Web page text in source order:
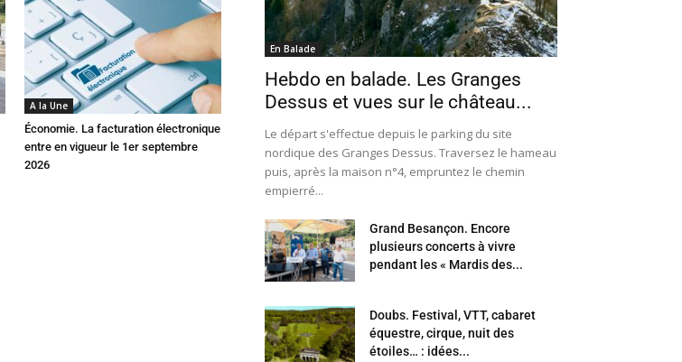
A la Une
Économie. La facturation électronique
entre en vigueur le 1er septembre
2026
En Balade
Hebdo en balade. Les Granges
Dessus et vues sur le château...
Le départ s'effectue depuis le parking du site
nordique des Granges Dessus. Traversez le hameau
puis, après la maison n°4, empruntez le chemin
empierré...
Grand Besançon. Encore
plusieurs concerts à vivre
pendant les « Mardis des...
Doubs. Festival, VTT, cabaret
équestre, cirque, nuit des
étoiles… : idées...